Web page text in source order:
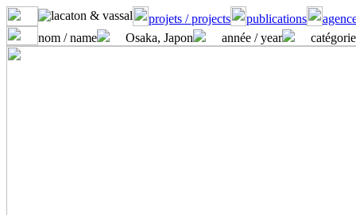
projets / projects publications
nom / name
Osaka, Japon année / year